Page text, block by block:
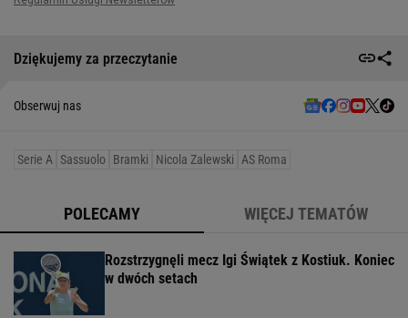
Dziękujemy za przeczytanie
Obserwuj nas
Serie A Sassuolo Bramki Nicola Zalewski AS Roma
POLECAMY WIĘCEJ TEMATÓW
Rozstrzygnęli mecz Igi Świątek z Kostiuk. Koniec
w dwóch setach